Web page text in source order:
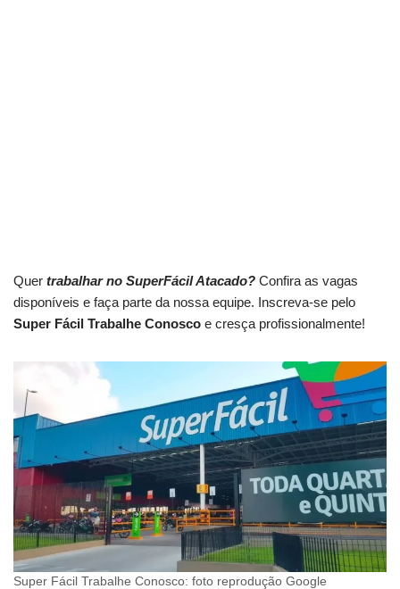
Quer trabalhar no SuperFácil Atacado? Confira as vagas
disponíveis e faça parte da nossa equipe. Inscreva-se pelo
Super Fácil Trabalhe Conosco e cresça profissionalmente!
Super Fácil Trabalhe Conosco: foto reprodução Google